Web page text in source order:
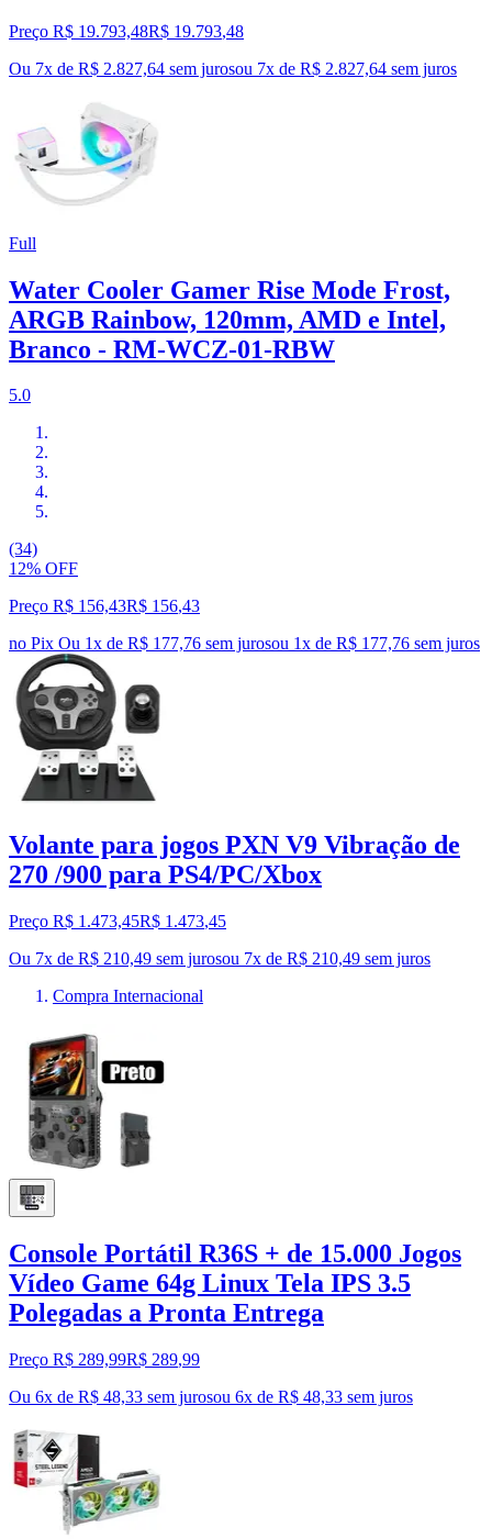
Preço R$ 19.793,48R$ 19.793,48
Ou 7x de R$ 2.827,64 sem jurosou 7x de R$ 2.827,64 sem juros
Full
Water Cooler Gamer Rise Mode Frost,
ARGB Rainbow, 120mm, AMD e Intel,
Branco - RM-WCZ-01-RBW
5.0
(34)
12% OFF
Preço R$ 156,43R$ 156,43
no Pix Ou 1x de R$ 177,76 sem jurosou 1x de R$ 177,76 sem juros
Volante para jogos PXN V9 Vibração de
270 /900 para PS4/PC/Xbox
Preço R$ 1.473,45R$ 1.473,45
Ou 7x de R$ 210,49 sem jurosou 7x de R$ 210,49 sem juros
Compra Internacional
Console Portátil R36S + de 15.000 Jogos
Vídeo Game 64g Linux Tela IPS 3.5
Polegadas a Pronta Entrega
Preço R$ 289,99R$ 289,99
Ou 6x de R$ 48,33 sem jurosou 6x de R$ 48,33 sem juros